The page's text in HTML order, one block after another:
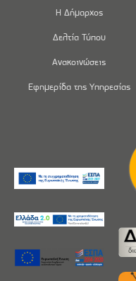
Η Δήμαρχος
Δελτία Τύπου
Ανακοινώσεις
Εφημερίδα της Υπηρεσίας